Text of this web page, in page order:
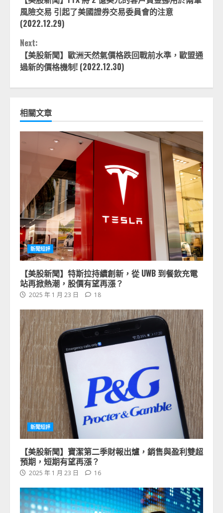
Reading
風險交易 引起了美國證券交易委員會的注意
(2022.12.29)
Next:
【美股新聞】歐洲天然氣價格跌回戰前水準，歐盟通
過新的價格機制! (2022.12.30)
相關文章
新聞短評
【美股新聞】特斯拉持續創新，從 UWB 到餐飲充電
站再掀熱潮，股價有望再漲？
2025 年 1 月 23 日 18
新聞短評
【美股新聞】寶潔第二季財報出爐，銷售與盈利雙超
預期，短期有望再漲？
2025 年 1 月 23 日 16